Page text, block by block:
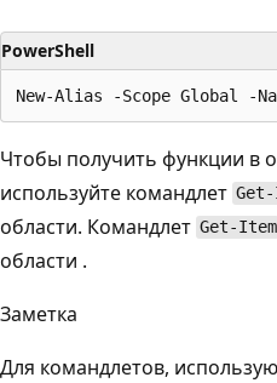
PowerShell
Чтобы получить функции в
используйте командлет
области. Командлет Get-Item
области .
Заметка
Для командлетов,